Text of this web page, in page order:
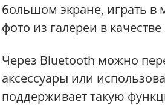
большом экране, играть в
фото из галереи в
Через Bluetooth можно
аксессуары или
поддерживает такую